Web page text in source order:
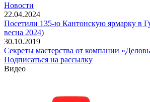
Новости
22.04.2024
Посетили 135-ю Кантонскую ярмарку в
весна 2024)
30.10.2019
Секреты мастерства от компании
Подписаться на рассылку
Видео